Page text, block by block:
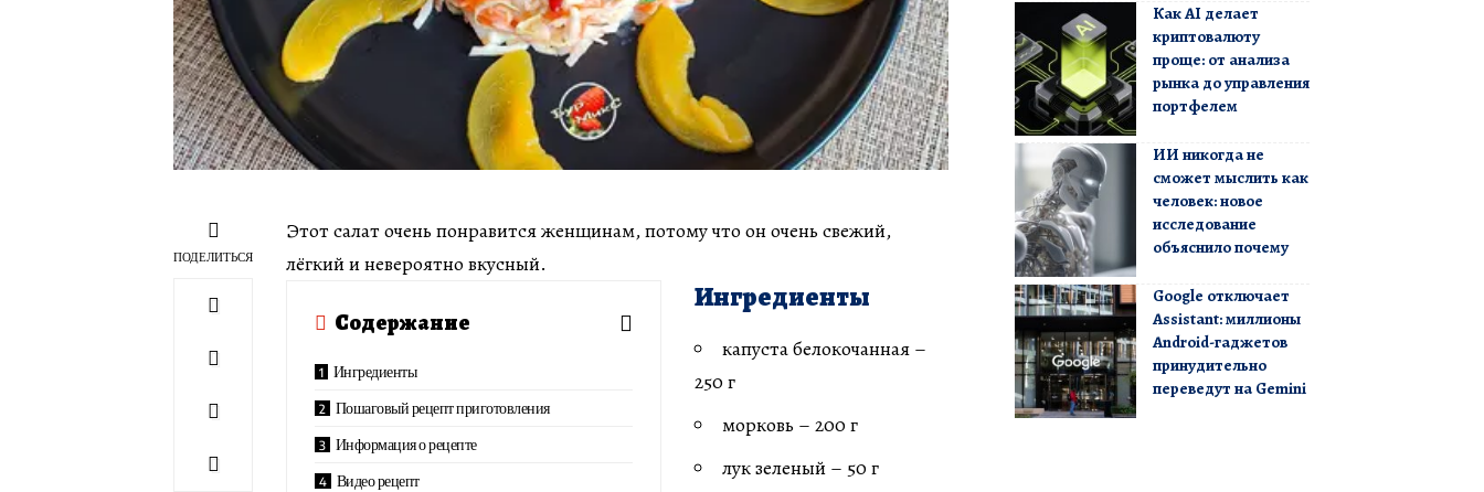
ПОДЕЛИТЬСЯ
Этот салат очень понравится женщинам, потому что он очень свежий,
лёгкий и невероятно вкусный.
Содержание
Ингредиенты
Пошаговый рецепт приготовления
Информация о рецепте
Видео рецепт
Ингредиенты
капуста белокочанная –
250 г
морковь – 200 г
лук зеленый – 50 г
Как AI делает
криптовалюту
проще: от анализа
рынка до управления
портфелем
ИИ никогда не
сможет мыслить как
человек: новое
исследование
объяснило почему
Google отключает
Assistant: миллионы
Android-гаджетов
принудительно
переведут на Gemini